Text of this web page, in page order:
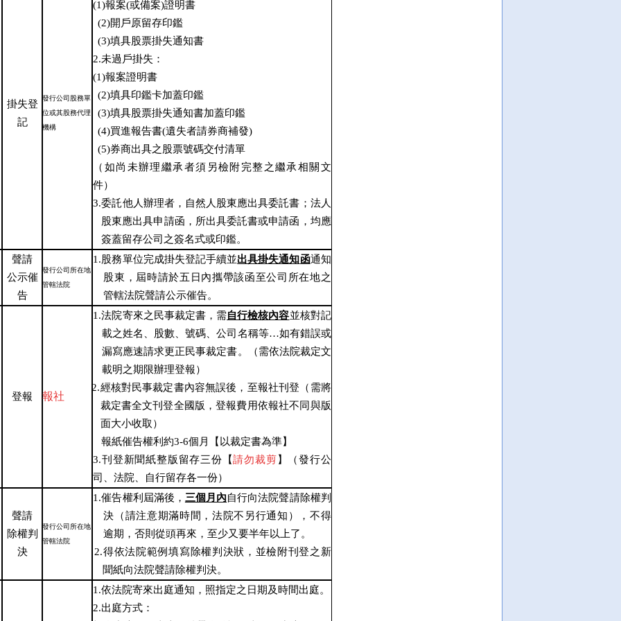
掛失登
記
發行公司股務單
位或其股務代理
機構
(1)報案(或備案)證明書
(2)開戶原留存印鑑
(3)填具股票掛失通知書
2.未過戶掛失：
(1)報案證明書
(2)填具印鑑卡加蓋印鑑
(3)填具股票掛失通知書加蓋印鑑
(4)買進報告書(遺失者請券商補發)
(5)券商出具之股票號碼交付清單
（ 如尚未辦理繼承者須另檢附完整之繼承相關文
件）
3.委託他人辦理者，自然人股東應出具委託書；法人
股東應出具申請函，所出具委託書或申請函，均應
簽蓋留存公司之簽名式或印鑑。
聲請
公示催
告
發行公司所在地
管轄法院
1.股務單位完成掛失登記手續並出具掛失通知函通知
股東， 屆時請於五日內攜帶該函至公司所在地之
管轄法院聲請公示催告。
登報 報社
1 .法院寄來之民事裁定書，需自行檢核內容並核對記
載之姓名、股數、號碼、公司名稱等…如有錯誤或
漏寫應速請求更正民事裁定書。（需依法院裁定文
載明之期限辦理登報）
2.經核對民事裁定書內容無誤後，至報社刊登（需將
裁定書全文刊登全國版，登報費用依報社不同與版
面大小收取）
報紙催告權利約3-6個月【以裁定書為準】
3.刊登新聞紙整版留存三份【請勿裁剪 】 （發行公
司、法院、自行留存各一份）
聲請
除權判
決
發行公司所在地
管轄法院
1.催告權利屆滿後， 三個月內自行向法院聲請除權判
決（請注意期滿時間，法院不另行通知），不得
逾期，否則從頭再來，至少又要半年以上了。
2.得依法院範例填寫除權判決狀，並檢附刊登之新
聞紙向法院聲請除權判決。
1.依法院寄來出庭通知，照指定之日期及時間出庭。
2.出庭方式：